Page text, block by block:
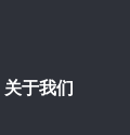
关于我们